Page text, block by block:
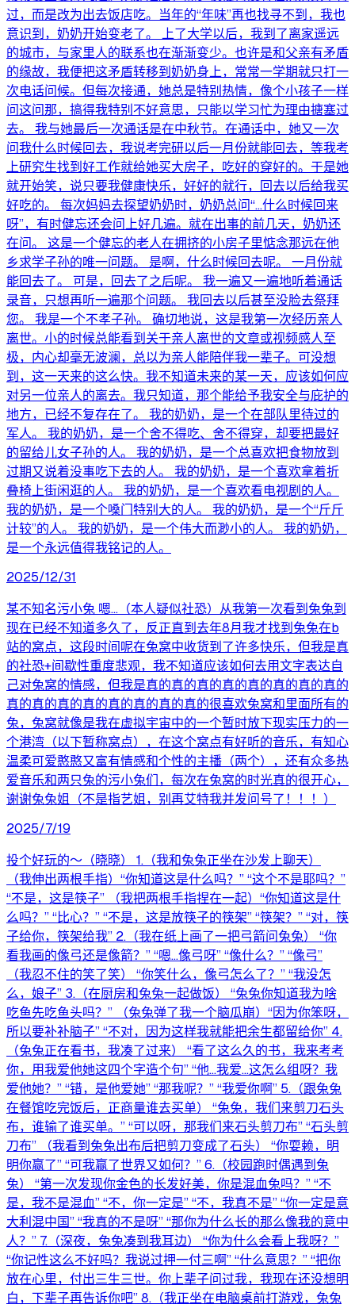
过，而是改为出去饭店吃。当年的“年味”再也找寻不到，我也
意识到，奶奶开始变老了。 上了大学以后，我到了离家遥远
的城市，与家里人的联系也在渐渐变少。也许是和父亲有矛盾
的缘故，我便把这矛盾转移到奶奶身上，常常一学期就只打一
次电话问候。但每次接通，她总是特别热情，像个小孩子一样
问这问那，搞得我特别不好意思，只能以学习忙为理由搪塞过
去。 我与她最后一次通话是在中秋节。在通话中，她又一次
问我什么时候回去，我说考完研以后一月份就能回去，等我考
上研究生找到好工作就给她买大房子，吃好的穿好的。于是她
就开始笑，说只要我健康快乐，好好的就行，回去以后给我买
好吃的。 每次妈妈去探望奶奶时，奶奶总问“…什么时候回来
呀”，有时健忘还会问上好几遍。就在出事的前几天，奶奶还
在问。 这是一个健忘的老人在拥挤的小房子里惦念那远在他
乡求学子孙的唯一问题。 是啊，什么时候回去呢。 一月份就
能回去了。 可是，回去了之后呢。 我一遍又一遍地听着通话
录音，只想再听一遍那个问题。 我回去以后甚至没脸去祭拜
您。 我是一个不孝子孙。 确切地说，这是我第一次经历亲人
离世。小的时候总能看到关于亲人离世的文章或视频感人至
极，内心却毫无波澜，总以为亲人能陪伴我一辈子。可没想
到，这一天来的这么快。我不知道未来的某一天，应该如何应
对另一位亲人的离去。我只知道，那个能给予我安全与庇护的
地方，已经不复存在了。 我的奶奶，是一个在部队里待过的
军人。 我的奶奶，是一个舍不得吃、舍不得穿，却要把最好
的留给儿女子孙的人。 我的奶奶，是一个总喜欢把食物放到
过期又说着没事吃下去的人。 我的奶奶，是一个喜欢拿着折
叠椅上街闲逛的人。 我的奶奶，是一个喜欢看电视剧的人。
我的奶奶，是一个嗓门特别大的人。 我的奶奶，是一个“斤斤
计较”的人。 我的奶奶，是一个伟大而渺小的人。 我的奶奶，
是一个永远值得我铭记的人。
2025/12/31
某不知名污小兔 嗯...（本人疑似社恐）从我第一次看到兔兔到
现在已经不知道多久了，反正直到去年8月我才找到兔兔在b
站的窝点，这段时间呢在兔窝中收货到了许多快乐，但我是真
的社恐+间歇性重度悲观，我不知道应该如何去用文字表达自
己对兔窝的情感，但我是真的真的真的真的真的真的真的真的
真的真的真的真的真的真的真的真的很喜欢兔窝和里面所有的
兔，兔窝就像是我在虚拟宇宙中的一个暂时放下现实压力的一
个港湾（以下暂称窝点），在这个窝点有好听的音乐，有知心
温柔可爱憨憨又富有情感和个性的主播（两个），还有众多热
爱音乐和两只兔的污小兔们，每次在兔窝的时光真的很开心，
谢谢兔兔姐（不是指艺姐，别再艾特我并发问号了！！！）
2025/7/19
投个好玩的～（晓晓） 1.（我和兔兔正坐在沙发上聊天）
（我伸出两根手指）“你知道这是什么吗？” “这个不是耶吗？”
“不是，这是筷子” （我把两根手指捏在一起）“你知道这是什
么吗？” “比心？” “不是，这是放筷子的筷架” “筷架？” “对，筷
子给你，筷架给我” 2.（我在纸上画了一把弓箭问兔兔） “你
看我画的像弓还是像箭？” “嗯...像弓呀” “像什么？” “像弓”
（我忍不住的笑了笑） “你笑什么，像弓怎么了？” “我没怎
么，娘子” 3.（在厨房和兔兔一起做饭） “兔兔你知道我为啥
吃鱼先吃鱼头吗？” （兔兔弹了我一个脑瓜崩）“因为你笨呀，
所以要补补脑子” “不对，因为这样我就能把余生都留给你” 4.
（兔兔正在看书，我凑了过来） “看了这么久的书，我来考考
你，用我爱他她这四个字造个句” “他...我爱...这怎么组呀？我
爱他她？” “错，是他爱她” “那我呢？” “我爱你啊” 5.（跟兔兔
在餐馆吃完饭后，正商量谁去买单） “兔兔，我们来剪刀石头
布，谁输了谁买单。” “可以呀，那我们来石头剪刀布” “石头剪
刀布” （我看到兔兔出布后把剪刀变成了石头） “你耍赖，明
明你赢了” “可我赢了世界又如何？” 6.（校园跑时偶遇到兔
兔） “第一次发现你金色的长发好美，你是混血兔吗？” “不
是，我不是混血” “不，你一定是” “不，我真不是” “你一定是意
大利混中国” “我真的不是呀” “那你为什么长的那么像我的意中
人？” 7.（深夜，兔兔凑到我耳边） “你为什么会看上我呀？”
“你记性这么不好吗？我说过押一付三啊” “什么意思？” “把你
放在心里，付出三生三世。你上辈子问过我，我现在还没想明
白，下辈子再告诉你吧” 8.（我正坐在电脑桌前打游戏，兔兔